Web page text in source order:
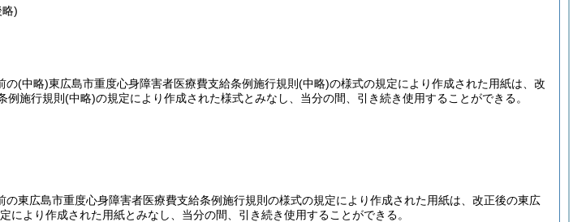
)
の(中略)東広島市重度心身障害者医療費支給条例施行規則 (中略)の様式の規定により作成された用紙は、改
例施行規則 (中略)の規定により作成された様式とみなし、当分の間、引き続き使用することができる。
東広島市重度心身障害者医療費支給条例施行規則の様式の規定により作成された用紙は、改正後の東広
により作成された用紙とみなし、当分の間、引き続き使用することができる。